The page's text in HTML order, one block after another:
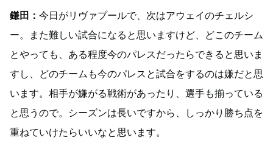
鎌田： 今日がリヴァプールで、次はアウェイのチェルシ
ー。また難しい試合になると思いますけど、どこのチーム
とやっても、ある程度今のパレスだったらできると思いま
すし、どのチームも今のパレスと試合をするのは嫌だと思
います。相手が嫌がる戦術があったり、選手も揃っている
と思うので。シーズンは長いですから、しっかり勝ち点を
重ねていけたらいいなと思います。